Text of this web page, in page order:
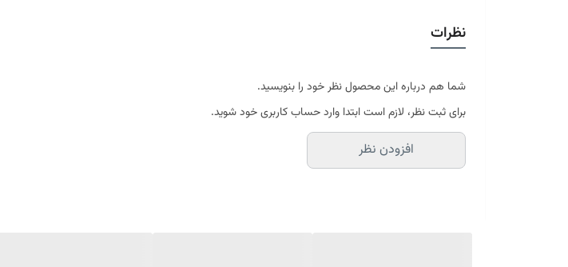
84 ماه ضمانت شرکت رویال آرامش
ارسال کالای خواب متین تا کمتر از 7 روز کاری آینده از طریق باربری
نظرات
شما هم درباره این محصول نظر خود را بنویسید.
برای ثبت نظر، لازم است ابتدا وارد حساب کاربری خود شوید.
افزودن نظر